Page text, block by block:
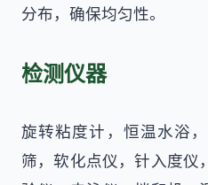
分布，确保均匀性。
检测仪器
旋转粘度计，恒温水浴
筛，软化点仪，针入度仪